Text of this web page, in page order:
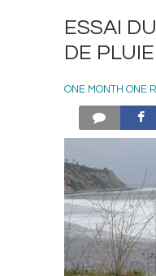
ESSAI
DE
ONE MONTH ONE